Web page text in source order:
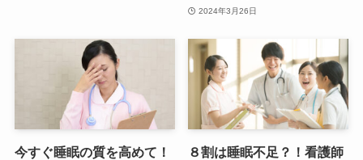
2024年3月26日
今すぐ睡眠の質を高めて！
８割は睡眠不足？！看護師